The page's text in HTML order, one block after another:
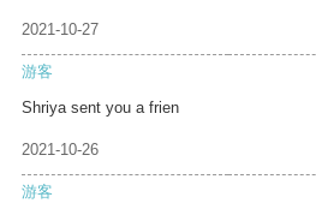
2021-10-27
游客
Shriya sent you a frien
2021-10-26
游客